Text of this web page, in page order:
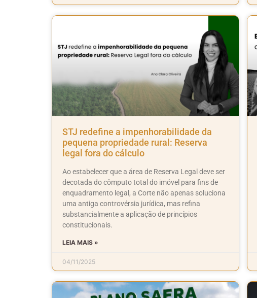
STJ redefine a impenhorabilidade da
pequena propriedade rural: Reserva
legal fora do cálculo
Ao estabelecer que a área de Reserva Legal deve ser
decotada do cômputo total do imóvel para fins de
enquadramento legal, a Corte não apenas soluciona
uma antiga controvérsia jurídica, mas refina
substancialmente a aplicação de princípios
constitucionais.
LEIA MAIS »
04/11/2025